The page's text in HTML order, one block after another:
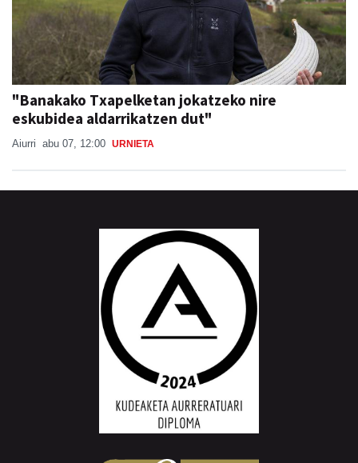
"Banakako Txapelketan jokatzeko nire
eskubidea aldarrikatzen dut"
Aiurri abu 07, 12:00 URNIETA